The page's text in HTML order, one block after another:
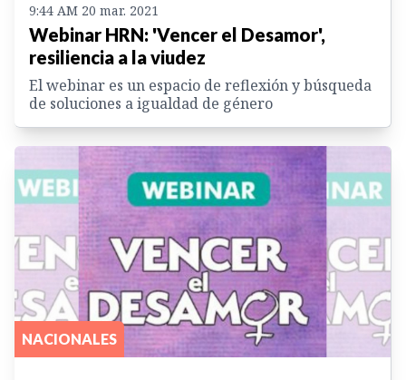
9:44 AM 20 mar. 2021
Webinar HRN: 'Vencer el Desamor',
resiliencia a la viudez
El webinar es un espacio de reflexión y búsqueda
de soluciones a igualdad de género
NACIONALES